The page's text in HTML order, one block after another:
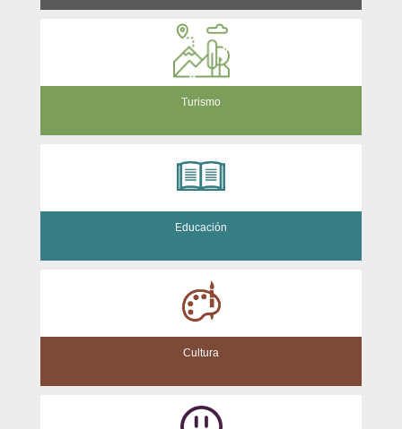
Turismo
Educación
Cultura